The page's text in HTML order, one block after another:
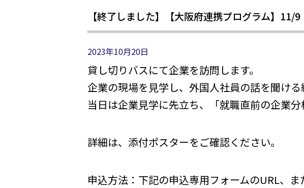
【終了しました】【大阪府連携プログラム】11/
2023年10月20日
貸し切りバスにて企業を訪問します。
企業の現場を見学し、外国人社員の話を聞ける
当日は企業見学に先立ち、「就職直前の企業
詳細は、添付ポスターをご確認ください。
申込方法：下記の申込専用フォームのURL、ま